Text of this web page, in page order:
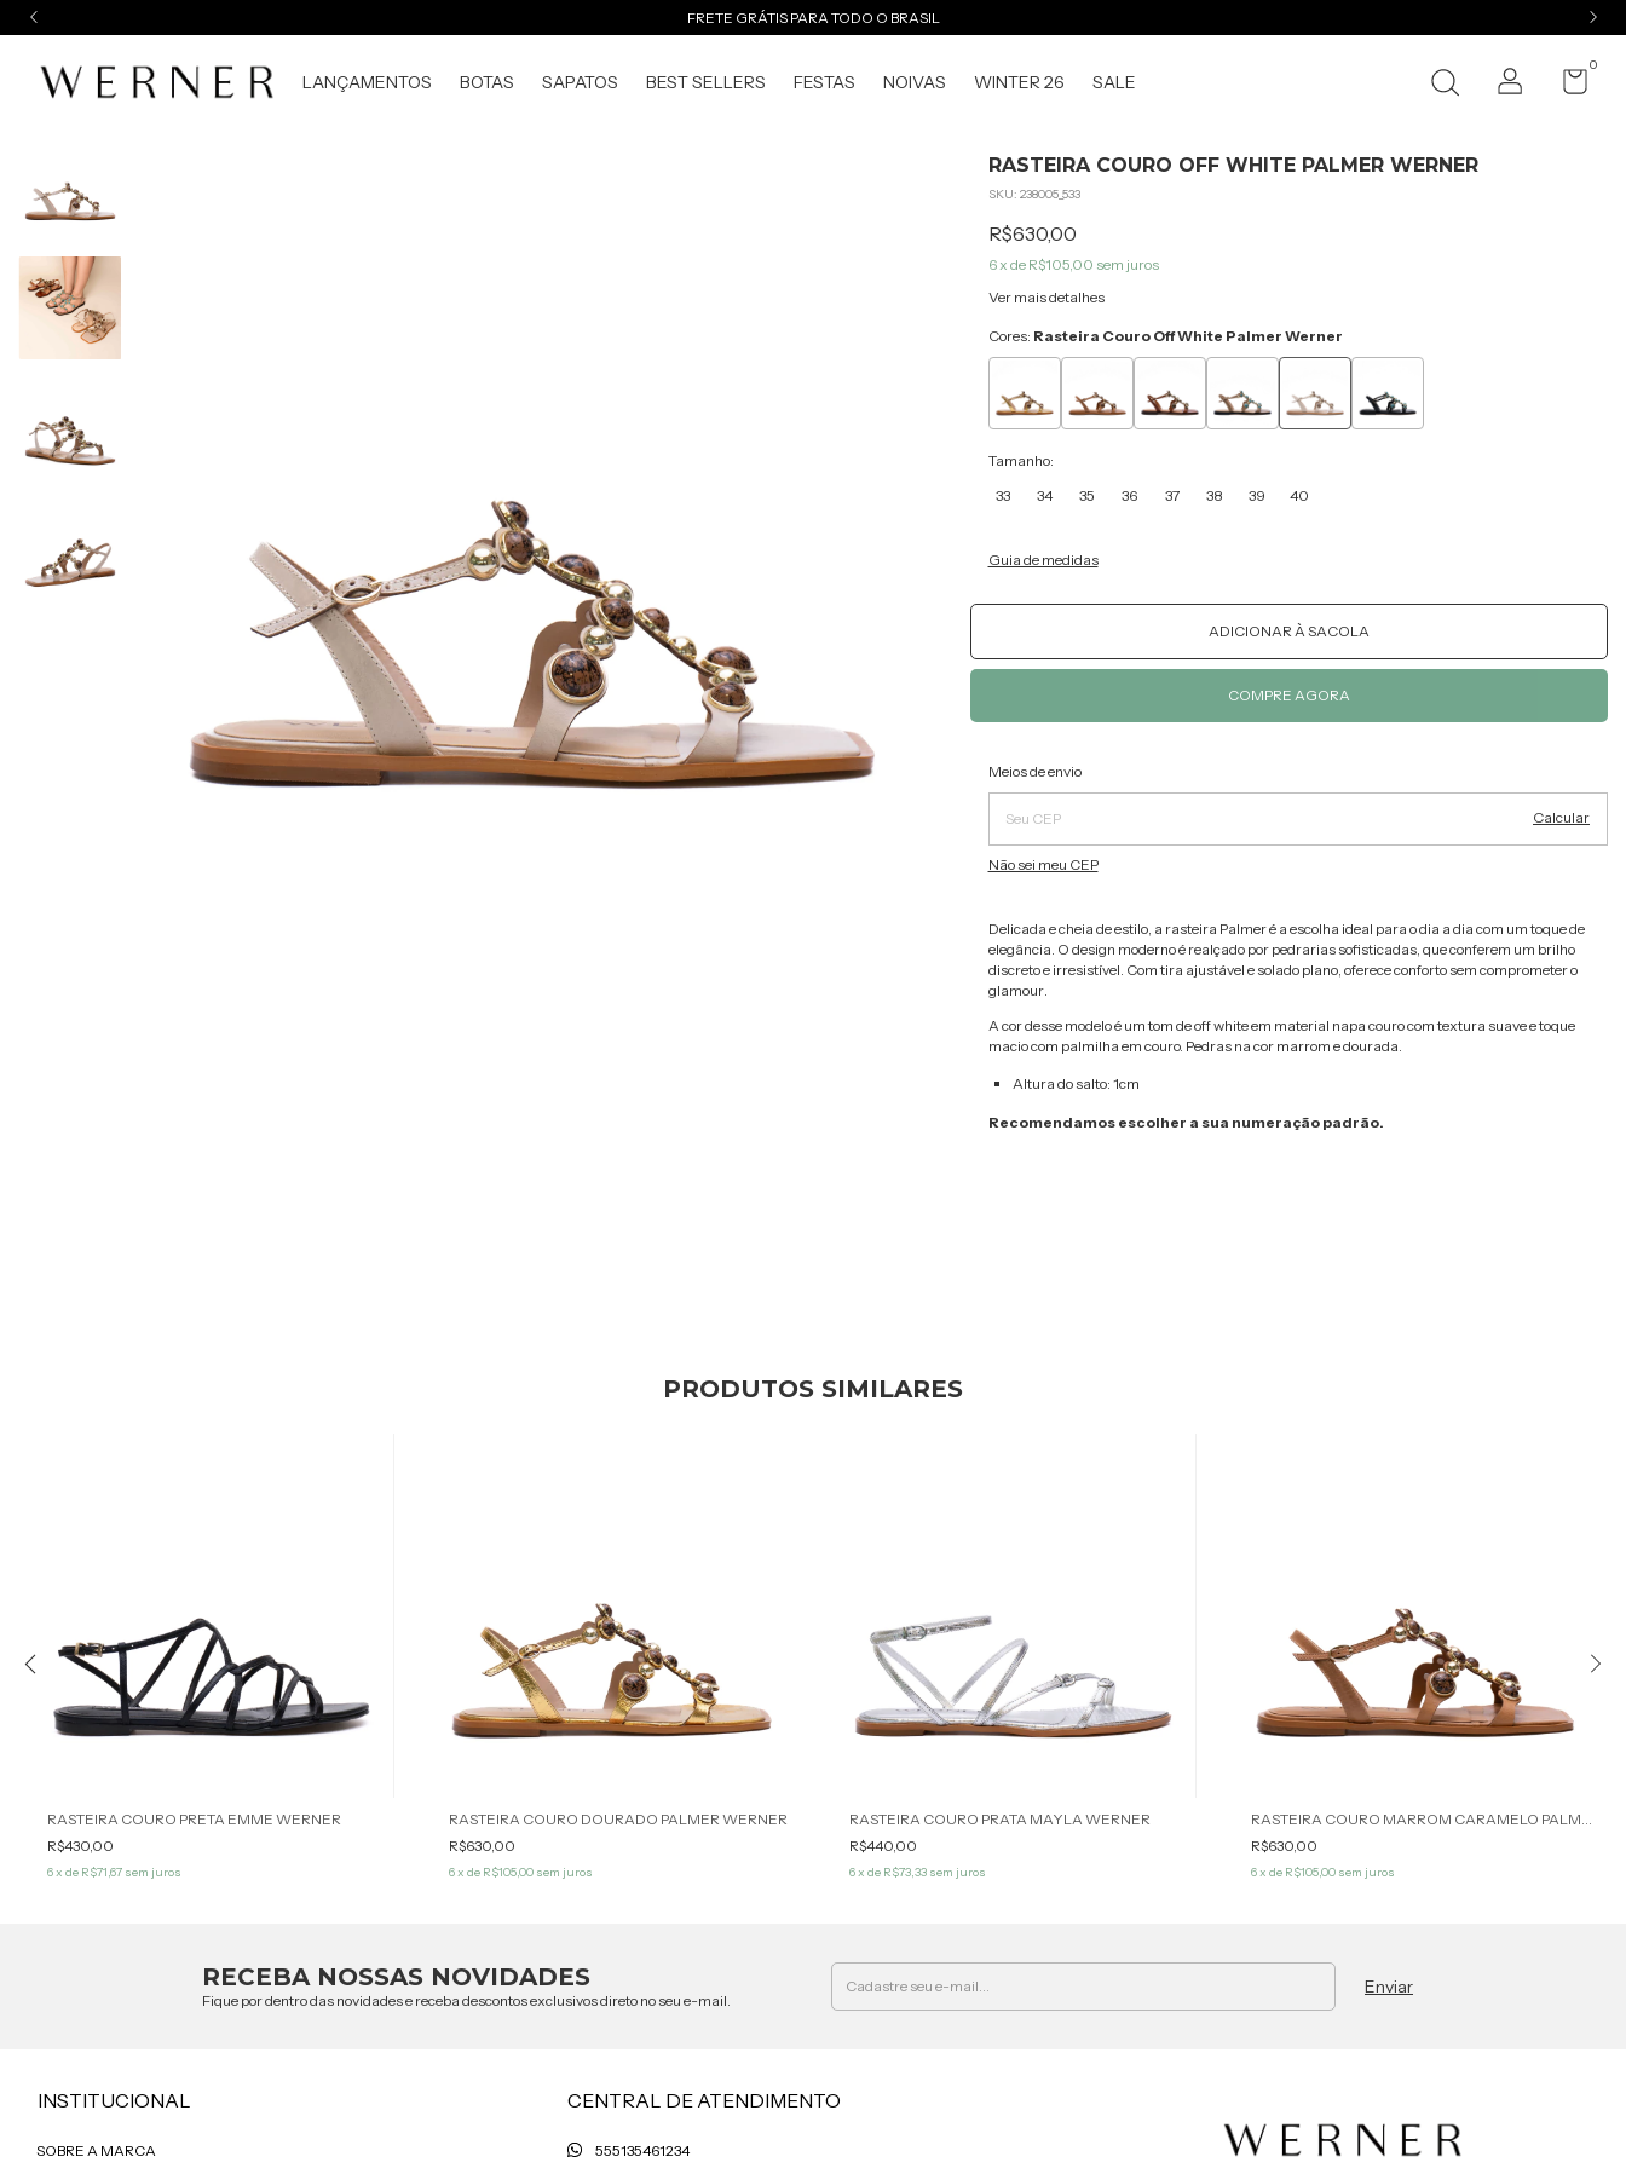
FRETE GRÁTIS PARA TODO O BRASIL
LANÇAMENTOS BOTAS SAPATOS BEST SELLERS FESTAS NOIVAS WINTER 26 SALE
0
RASTEIRA COURO OFF WHITE PALMER WERNER
SKU: 238005_533
R$630,00
6x de R$105,00 sem juros
Ver mais detalhes
Cores: Rasteira Couro Off White Palmer Werner
Tamanho:
33
34 35 36 37 38 39 40
Guia de medidas
Entregas para o CEP:
Meios de envio
Calcular
Não sei meu CEP
Delicada e cheia de estilo, a rasteira Palmer é a escolha ideal para o dia a dia com um toque de
elegância. O design moderno é realçado por pedrarias sofisticadas, que conferem um brilho
discreto e irresistível. Com tira ajustável e solado plano, oferece conforto sem comprometer o
glamour.
A cor desse modelo é um tom de off white em material napa couro com textura suave e toque
macio com palmilha em couro. Pedras na cor marrom e dourada.
Altura do salto: 1cm
Recomendamos escolher a sua numeração padrão.
PRODUTOS SIMILARES
RASTEIRA COURO PRETA EMME WERNER
R$430,00
6 x de R$71,67 sem juros
RASTEIRA COURO DOURADO PALMER WERNER
R$630,00
6 x de R$105,00 sem juros
RASTEIRA COURO PRATA MAYLA WERNER
R$440,00
6 x de R$73,33 sem juros
R$630,00
6 x de R$105,00 sem juros
RECEBA NOSSAS NOVIDADES
Fique por dentro das novidades e receba descontos exclusivos direto no seu e-mail.
INSTITUCIONAL
SOBRE A MARCA
CENTRAL DE ATENDIMENTO
555135461234